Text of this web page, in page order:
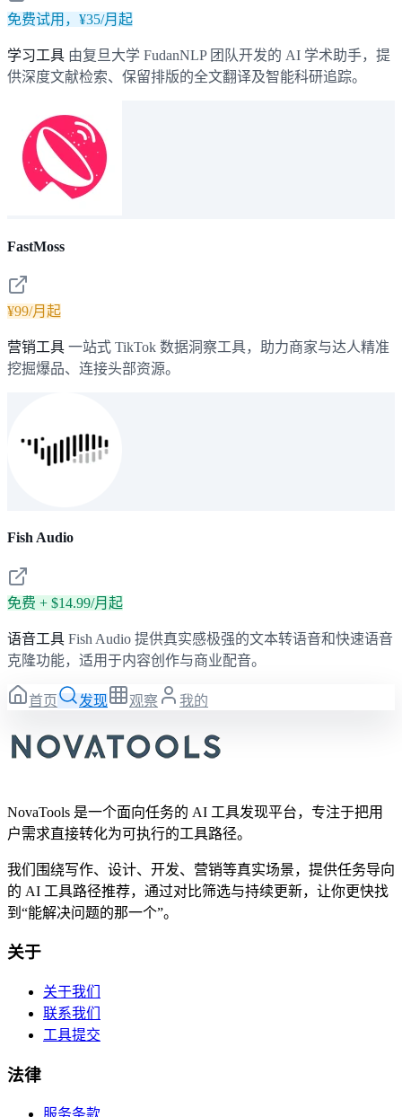
免费试用，¥35/月起
学习工具 由复旦大学 FudanNLP 团队开发的 AI 学术助手，提
供深度文献检索、保留排版的全文翻译及智能科研追踪。
FastMoss
¥99/月起
营销工具 一站式 TikTok 数据洞察工具，助力商家与达人精准
挖掘爆品、连接头部资源。
Fish Audio
免费 + $14.99/月起
语音工具 Fish Audio 提供真实感极强的文本转语音和快速语音
克隆功能，适用于内容创作与商业配音。
首页 发现 观察 我的
NovaTools 是一个面向任务的 AI 工具发现平台，专注于把用
户需求直接转化为可执行的工具路径。
我们围绕写作、设计、开发、营销等真实场景，提供任务导向
的 AI 工具路径推荐，通过对比筛选与持续更新，让你更快找
到“能解决问题的那一个”。
关于
关于我们
联系我们
工具提交
法律